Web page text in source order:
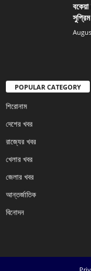
POPULAR CATEGORY
শিরোনাম
দেশের খবর
রাজ্যের খবর
খেলার খবর
জেলার খবর
আন্তর্জাতিক
বিনোদন